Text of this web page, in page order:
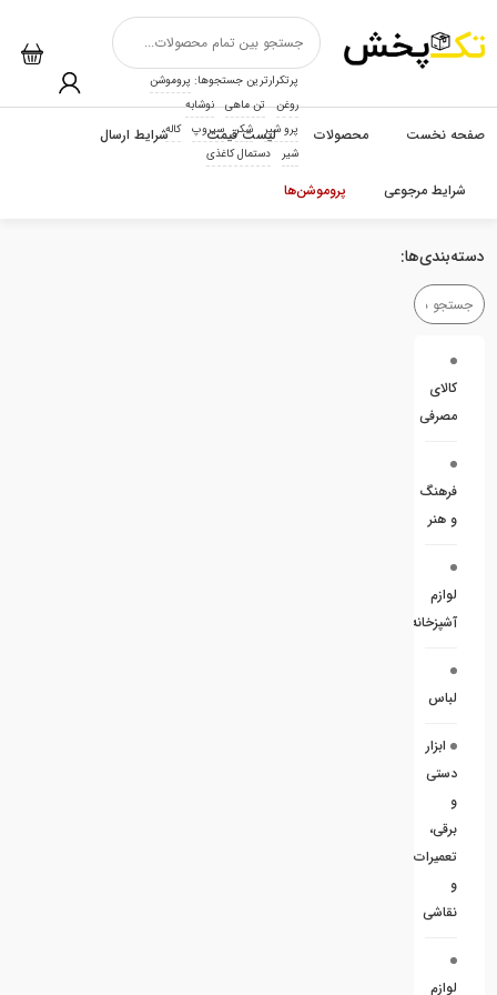
پرتکرارترین جستجوها: پروموشن
روغن
تن ماهی
نوشابه
پرو شیر
شکر سیروپ
کاله
شیر
دستمال کاغذی
صفحه نخست محصولات لیست قیمت شرایط ارسال
شرایط مرجوعی پروموشن‌ها
دسته‌بندی‌ها:
کالای
مصرفی
فرهنگ
و هنر
لوازم
آشپزخانه
لباس
ابزار
دستی
و
برقی،
تعمیرات
و
نقاشی
لوازم